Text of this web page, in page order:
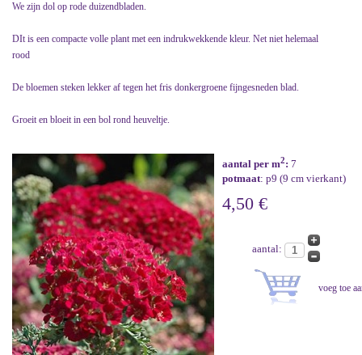
We zijn dol op rode duizendbladen.
DIt is een compacte volle plant met een indrukwekkende kleur. Net niet helemaal
rood
De bloemen steken lekker af tegen het fris donkergroene fijngesneden blad.
Groeit en bloeit in een bol rond heuveltje.
aantal per m2: 7
potmaat: p9 (9 cm vierkant)
4,50 €
aantal: